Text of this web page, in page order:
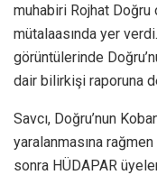
muhabiri Rojhat
mütalaasında yer
görüntülerinde
dair bilirkişi raporuna
Savcı, Doğru’nun
yaralanmasına
sonra HÜDAPAR